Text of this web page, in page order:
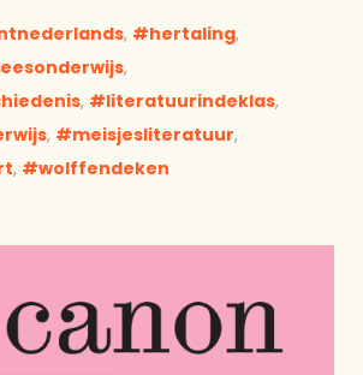
, hertaling,
,
, literatuurindeklas,
, meisjesliteratuur,
, wolffendeken